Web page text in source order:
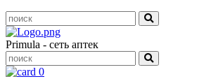
Primula - сеть аптек
0